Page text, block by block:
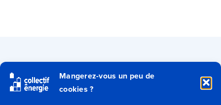
Mangerez-vous un peu de
cookies ?
Secteurs